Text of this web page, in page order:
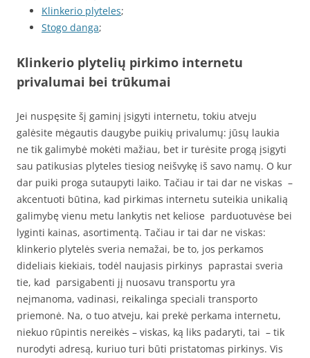
Klinkerio plyteles;
Stogo danga;
Klinkerio plytelių pirkimo internetu
privalumai bei trūkumai
Jei nuspęsite šį gaminį įsigyti internetu, tokiu atveju
galėsite mėgautis daugybe puikių privalumų: jūsų laukia
ne tik galimybė mokėti mažiau, bet ir turėsite progą įsigyti
sau patikusias plyteles tiesiog neišvykę iš savo namų. O kur
dar puiki proga sutaupyti laiko. Tačiau ir tai dar ne viskas –
akcentuoti būtina, kad pirkimas internetu suteikia unikalią
galimybę vienu metu lankytis net keliose parduotuvėse bei
lyginti kainas, asortimentą. Tačiau ir tai dar ne viskas:
klinkerio plytelės sveria nemažai, be to, jos perkamos
dideliais kiekiais, todėl naujasis pirkinys paprastai sveria
tie, kad parsigabenti jį nuosavu transportu yra
neįmanoma, vadinasi, reikalinga speciali transporto
priemonė. Na, o tuo atveju, kai prekė perkama internetu,
niekuo rūpintis nereikės – viskas, ką liks padaryti, tai – tik
nurodyti adresą, kuriuo turi būti pristatomas pirkinys. Vis